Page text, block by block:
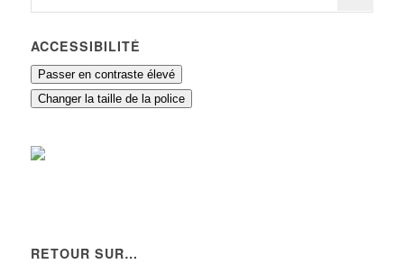
ACCESSIBILITÉ
Passer en contraste élevé
Changer la taille de la police
RETOUR SUR…